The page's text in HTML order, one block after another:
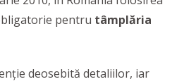
pentru tâmplăria
deosebită detaliilor, iar